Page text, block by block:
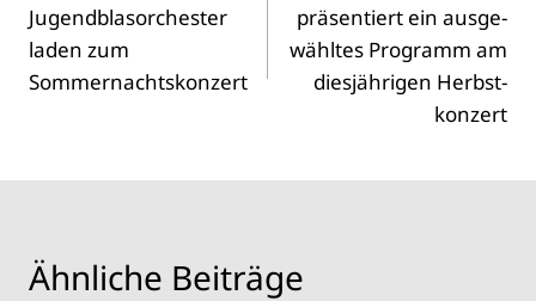
Jugend­blas­or­ches­ter
laden zum
Som­mer­nachts­kon­zert
prä­sen­tiert ein aus­ge­
wähl­tes Pro­gramm am
dies­jäh­ri­gen Herbst­
kon­zert
Ähnliche Beiträge